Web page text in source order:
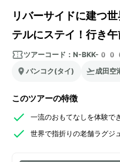
リバーサイドに建つ
テルにステイ！行き
ツアーコード： N-BKK-
バンコク(タイ)
成田空
このツアーの特徴
一流のおもてなしを体験で
世界で指折りの老舗ラグジ